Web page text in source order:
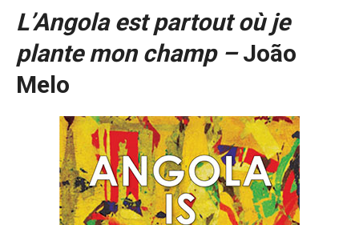
L’Angola est partout où je
plante mon champ –João
Melo